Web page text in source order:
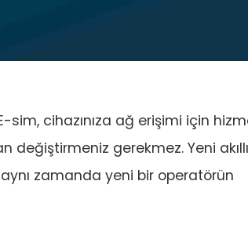
sim, cihazınıza ağ erişimi için
gerekmez. Yeni akıllı
zamanda yeni bir operatörün